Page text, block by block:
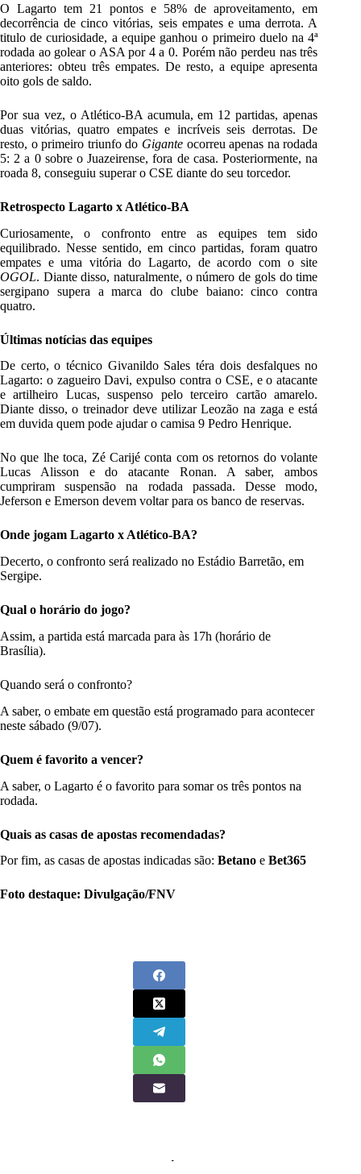
O Lagarto tem 21 pontos e 58% de aproveitamento, em
decorrência de cinco vitórias, seis empates e uma derrota. A
titulo de curiosidade, a equipe ganhou o primeiro duelo na 4ª
rodada ao golear o ASA por 4 a 0. Porém não perdeu nas três
anteriores: obteu três empates. De resto, a equipe apresenta
oito gols de saldo.
Por sua vez, o Atlético-BA acumula, em 12 partidas, apenas
duas vitórias, quatro empates e incríveis seis derrotas. De
resto, o primeiro triunfo do Giganteocorreu apenas na rodada
5: 2 a 0 sobre o Juazeirense, fora de casa. Posteriormente, na
roada 8, conseguiu superar o CSE diante do seu torcedor.
Retrospecto Lagarto x Atlético-BA
Curiosamente, o confronto entre as equipes tem sido
equilibrado. Nesse sentido, em cinco partidas, foram quatro
empates e uma vitória do Lagarto, de acordo com o site
OGOL. Diante disso, naturalmente, o número de gols do time
sergipano supera a marca do clube baiano: cinco contra
quatro.
Últimas notícias das equipes
De certo, o técnico Givanildo Sales téra dois desfalques no
Lagarto: o zagueiro Davi, expulso contra o CSE, e o atacante
e artilheiro Lucas, suspenso pelo terceiro cartão amarelo.
Diante disso, o treinador deve utilizar Leozão na zaga e está
em duvida quem pode ajudar o camisa 9 Pedro Henrique.
No que lhe toca, Zé Carijé conta com os retornos do volante
Lucas Alisson e do atacante Ronan. A saber, ambos
cumpriram suspensão na rodada passada. Desse modo,
Jeferson e Emerson devem voltar para os banco de reservas.
Onde jogam Lagarto x Atlético-BA?
Decerto, o confronto será realizado no Estádio Barretão, em
Sergipe.
Qual o horário do jogo?
Assim, a partida está marcada para às 17h (horário de
Brasília).
Quando será o confronto?
A saber, o embate em questão está programado para acontecer
neste sábado (9/07).
Quem é favorito a vencer?
A saber, o Lagarto é o favorito para somar os três pontos na
rodada.
Quais as casas de apostas recomendadas?
Por fim, as casas de apostas indicadas são: Betano e Bet365
Foto destaque: Divulgação/FNV